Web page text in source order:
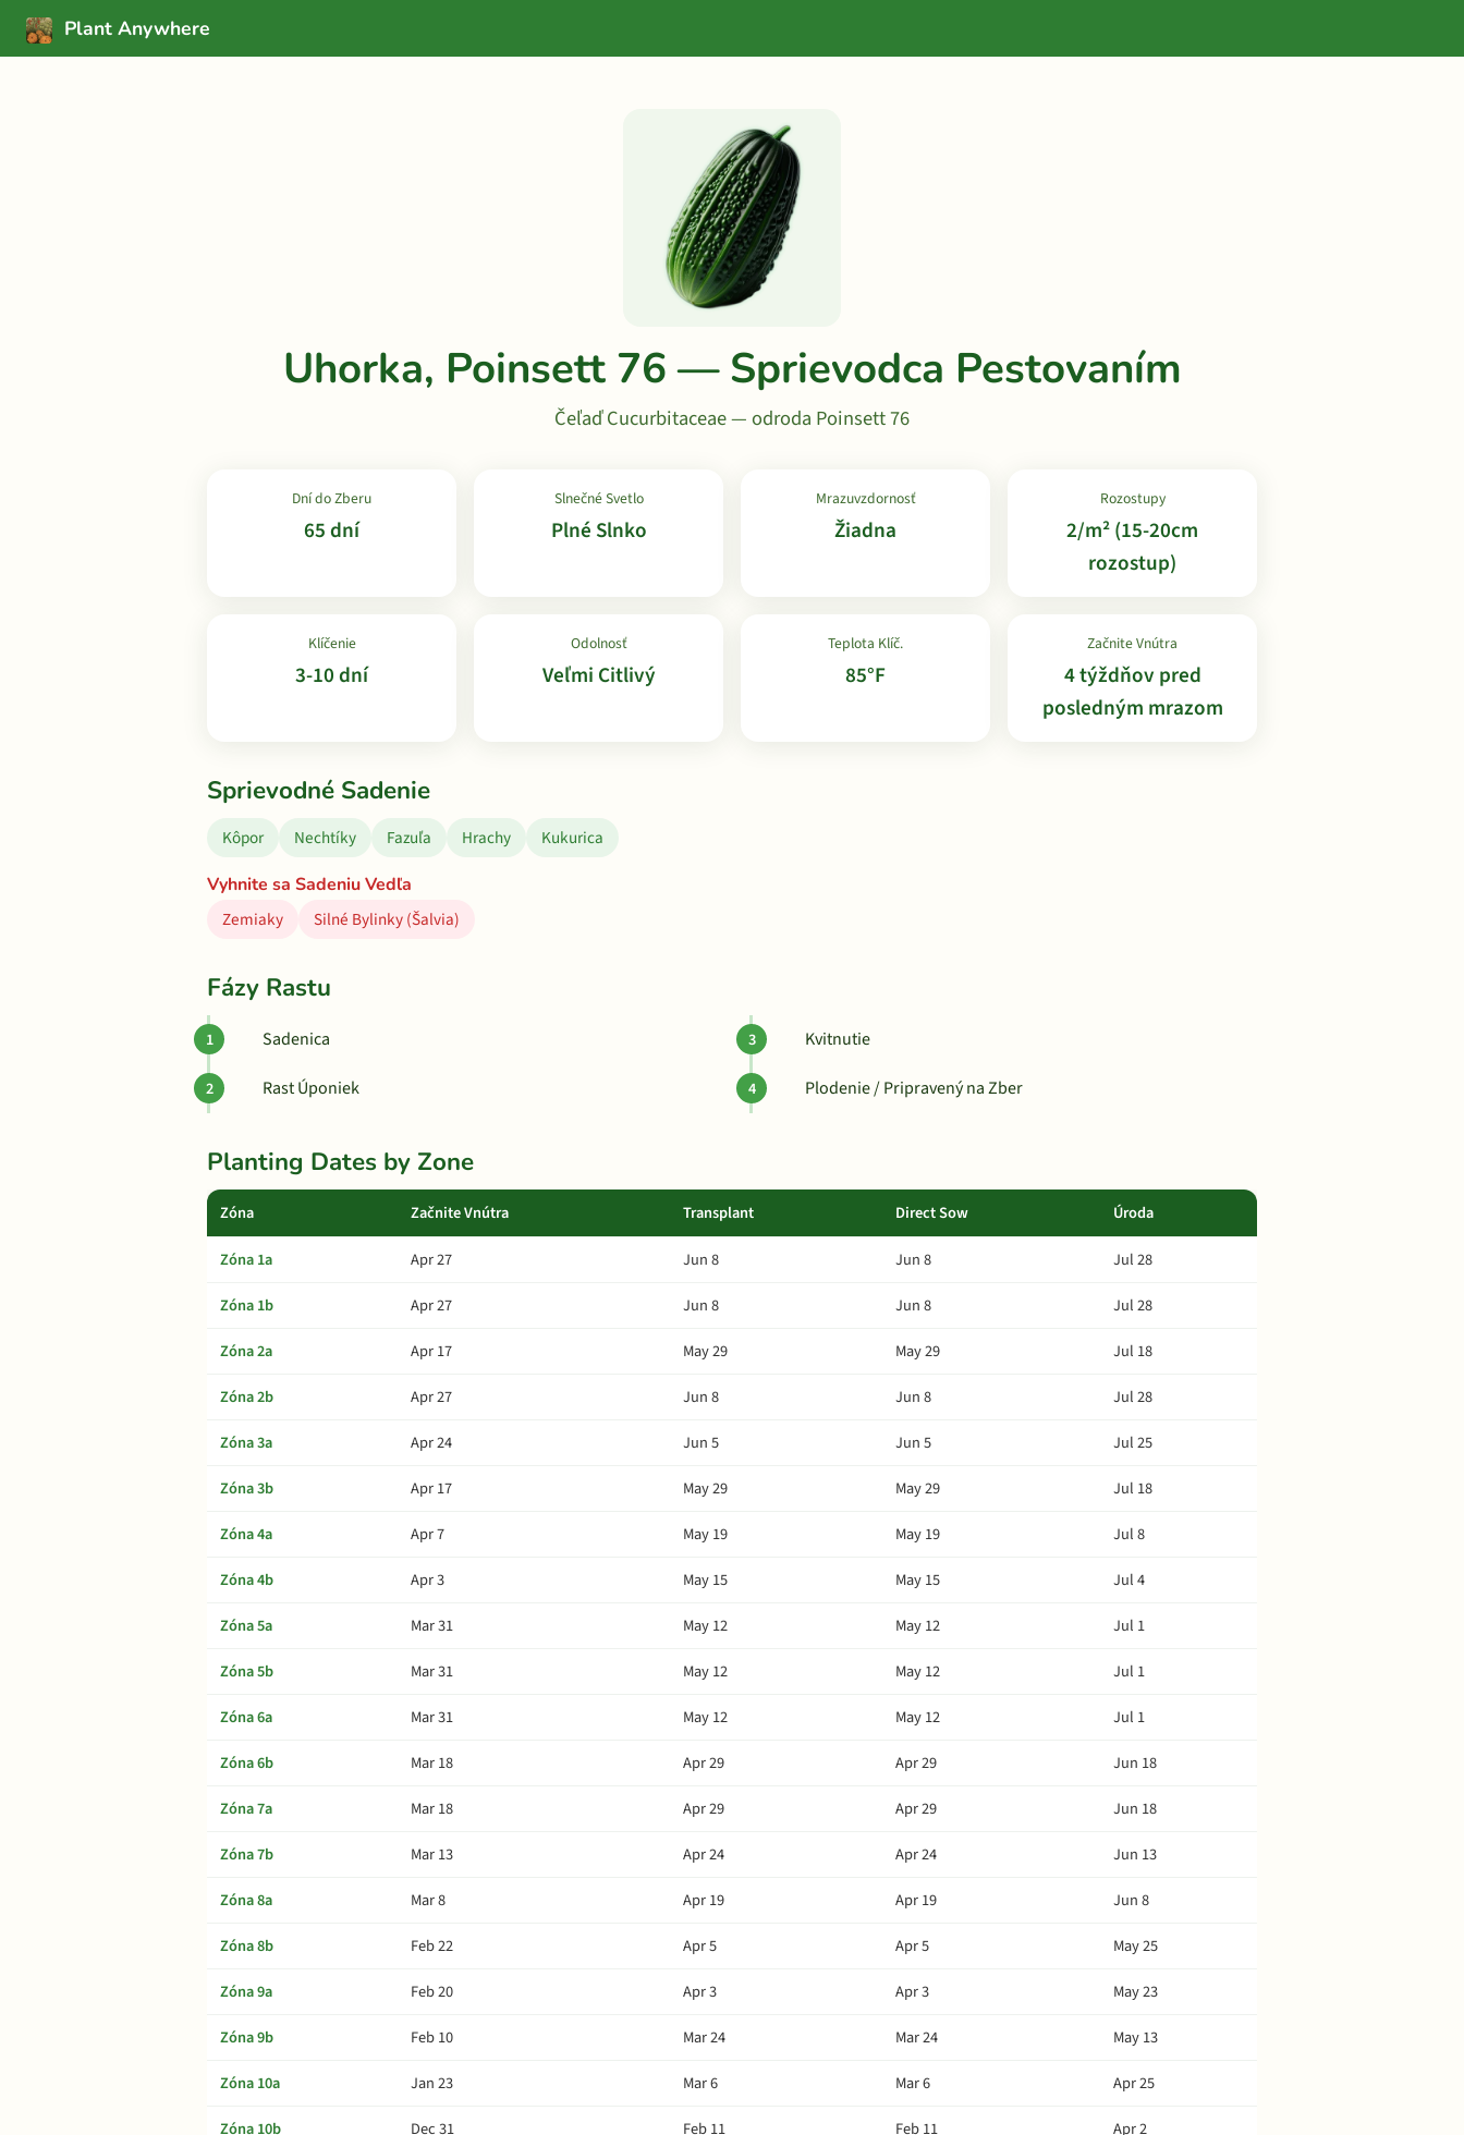
Plant Anywhere
Uhorka, Poinsett 76 — Sprievodca Pestovaním
Čeľaď Cucurbitaceae — odroda Poinsett 76
Dní do Zberu
65 dní
Slnečné Svetlo
Plné Slnko
Mrazuvzdornosť
Žiadna
Rozostupy
2/m² (15-20cm
rozostup)
Klíčenie
3-10 dní
Odolnosť
Veľmi Citlivý
Teplota Klíč.
85°F
Začnite Vnútra
4 týždňov pred
posledným mrazom
Sprievodné Sadenie
Kôpor Nechtíky Fazuľa Hrachy
Kukurica
Vyhnite sa Sadeniu Vedľa
Zemiaky
Silné Bylinky (Šalvia)
Fázy Rastu
Sadenica
Rast Úponiek
Kvitnutie
Plodenie / Pripravený na Zber
Planting Dates by Zone
Zóna Začnite Vnútra Transplant Direct Sow Úroda
Zóna 1a Apr 27 Jun 8 Jun 8
Jul 28
Zóna 1b
Apr 27 Jun 8 Jun 8
Jul 28
Zóna 2a
Apr 17 May 29 May 29
Jul 18
Zóna 2b
Apr 27 Jun 8 Jun 8
Jul 28
Zóna 3a
Apr 24 Jun 5 Jun 5
Jul 25
Zóna 3b
Apr 17 May 29 May 29
Jul 18
Zóna 4a
Apr 7 May 19 May 19
Jul 8
Zóna 4b
Apr 3 May 15 May 15
Jul 4
Zóna 5a
Mar 31 May 12 May 12
Jul 1
Zóna 5b
Mar 31 May 12 May 12
Jul 1
Zóna 6a
Mar 31 May 12 May 12
Jul 1
Zóna 6b
Mar 18 Apr 29 Apr 29
Jun 18
Zóna 7a
Mar 18 Apr 29 Apr 29
Jun 18
Zóna 7b
Mar 13 Apr 24 Apr 24
Jun 13
Zóna 8a
Mar 8 Apr 19 Apr 19
Jun 8
Zóna 8b
Feb 22 Apr 5 Apr 5
May 25
Zóna 9a
Feb 20 Apr 3 Apr 3
May 23
Zóna 9b
Feb 10 Mar 24 Mar 24
May 13
Zóna 10a
Jan 23 Mar 6 Mar 6
Apr 25
Zóna 10b
Dec 31 Feb 11 Feb 11
Apr 2